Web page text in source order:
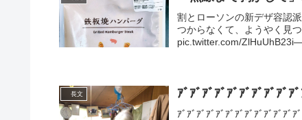
割とローソンの新デザ容認
つからなくて、ようやく見
pic.twitter.com/
長文 ｱﾞｱﾞｱﾞｱﾞｱﾞｱﾞｱﾞｱﾞｱﾞ
ｱﾞｱﾞｱﾞｱﾞｱﾞｱﾞｱﾞｱﾞｱﾞｱﾞｱﾞｱ